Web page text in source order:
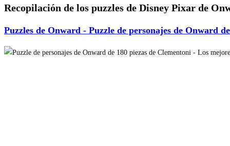
Recopilación de los puzzles de Disney Pixar de
Puzzles de Onward - Puzzle de personajes de Onward